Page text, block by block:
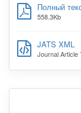
Полный
558.3Kb
JATS XML
Journal Article